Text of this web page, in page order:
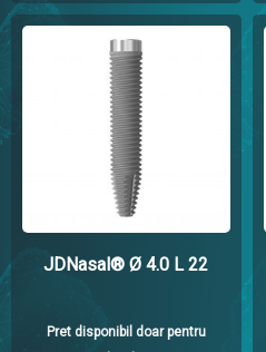
JDNasal® Ø 4.0 L 22
Pret disponibil doar pentru